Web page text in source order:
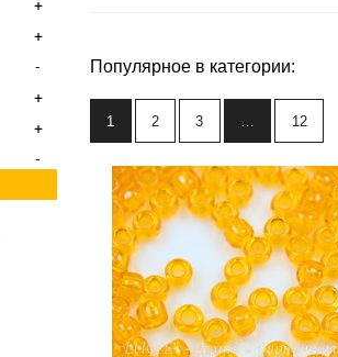
+
-
+
+
-
Популярное в категории:
1 2 3 12